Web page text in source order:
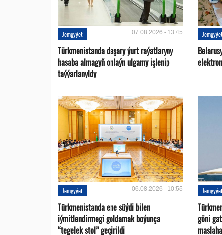
Jemgyýet 07.08.2026 - 13:45
Türkmenistanda daşary ýurt raýatlaryny
hasaba almagyň onlaýn ulgamy işlenip
taýýarlanyldy
Jemgyýet 06.08.2026 - 10:55
Türkmenistanda ene süýdi bilen
iýmitlendirmegi goldamak boýunça
“tegelek stol” geçirildi
göni